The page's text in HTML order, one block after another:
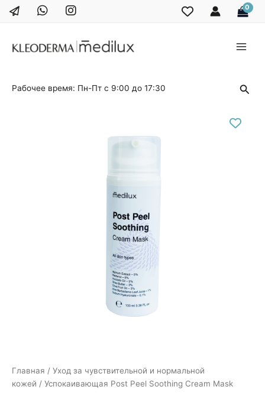
Перейти
Рабочее время: Пн-Пт с 9:00 до 17:30
Главная / Уход за чувствительной и нормальной
кожей / Успокаивающая Post Peel Soothing Cream Mask